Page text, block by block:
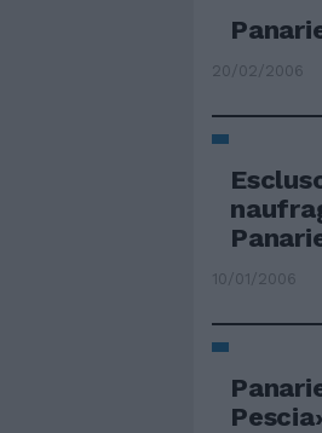
20/02/2006
10/01/2006